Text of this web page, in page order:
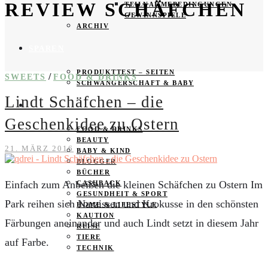
TEILNAHMEBEDINGUNGEN
GEWINNSPIELE
ARCHIV
PRODUKTTEST – SEITEN
SCHWANGERSCHAFT & BABY
PRODUKTTESTER GESUCHT
FOOD & DRINKS
BEAUTY
BABY & KIND
BLOGGER
BÜCHER
CASHBACK
GESUNDHEIT & SPORT
HOME & LIFESTYLE
KAUTION
REISE
TIERE
TECHNIK
REVIEW SCHÄFCHEN
SWEETS / FOOD & DRINKS
Lindt Schäfchen – die
Geschenkidee zu Ostern
21. MÄRZ 2016
Einfach zum Anbeißen die kleinen Schäfchen zu Ostern Im
Park reihen sich Narzissen und Krokusse in den schönsten
Färbungen aneinander und auch Lindt setzt in diesem Jahr
auf Farbe.